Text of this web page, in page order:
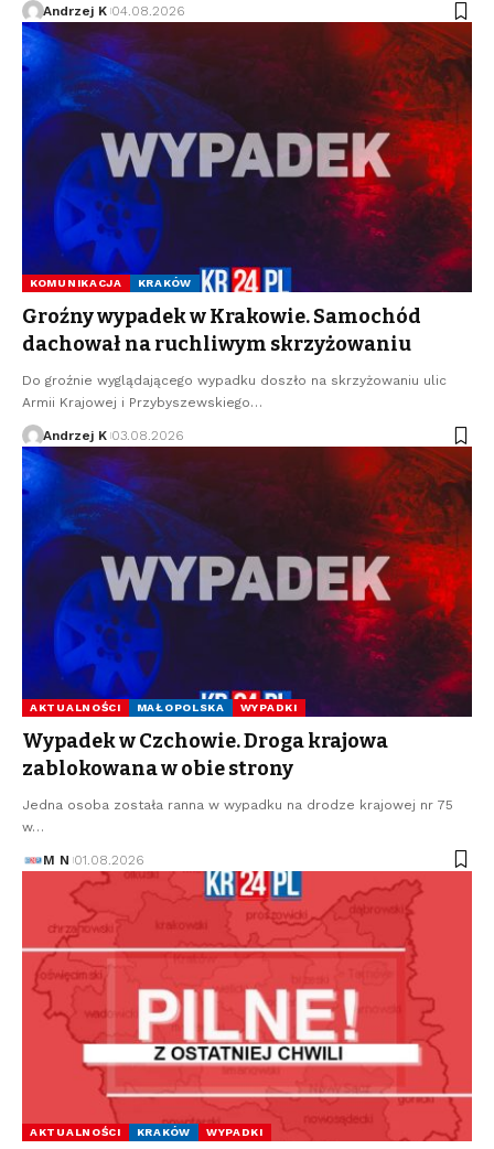
Andrzej K 04.08.2026
KOMUNIKACJA KRAKÓW
Groźny wypadek w Krakowie. Samochód
dachował na ruchliwym skrzyżowaniu
Do groźnie wyglądającego wypadku doszło na skrzyżowaniu ulic
Armii Krajowej i Przybyszewskiego…
Andrzej K 03.08.2026
AKTUALNOŚCI MAŁOPOLSKA WYPADKI
Wypadek w Czchowie. Droga krajowa
zablokowana w obie strony
Jedna osoba została ranna w wypadku na drodze krajowej nr 75
w…
M N 01.08.2026
AKTUALNOŚCI KRAKÓW WYPADKI